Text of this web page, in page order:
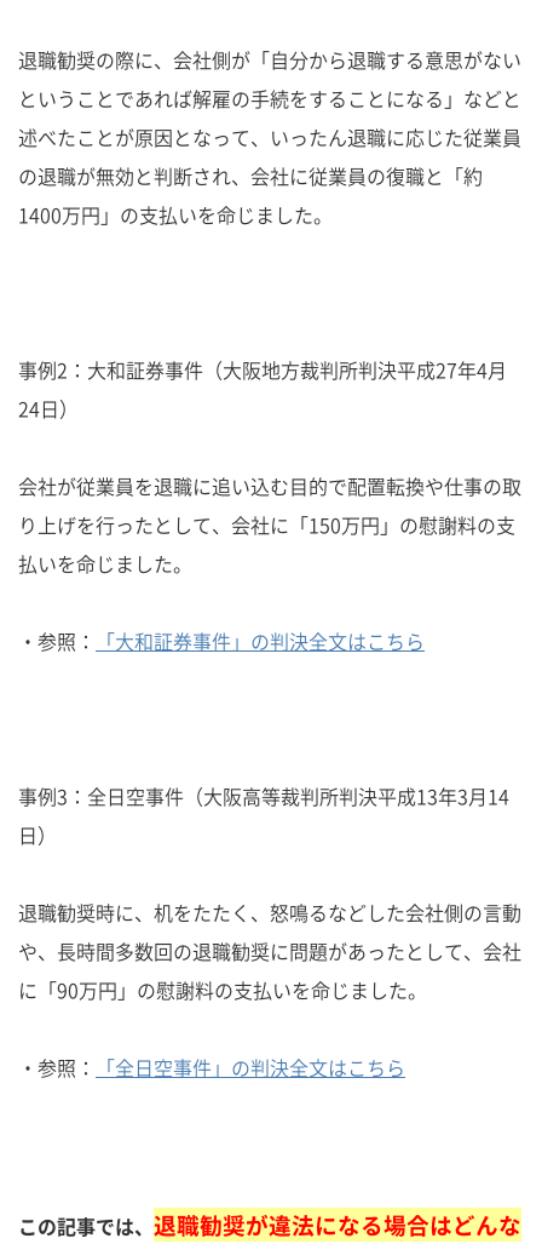
退職勧奨の際に、会社側が「自分から退職する意思がない
ということであれば解雇の手続をすることになる」などと
述べたことが原因となって、いったん退職に応じた従業員
の退職が無効と判断され、会社に従業員の復職と「約
1400万円」の支払いを命じました。
事例2：大和証券事件（大阪地方裁判所判決平成27年4月
24日）
会社が従業員を退職に追い込む目的で配置転換や仕事の取
り上げを行ったとして、会社に「150万円」の慰謝料の支
払いを命じました。
・参照： 「大和証券事件」の判決全文はこちら
事例3：全日空事件（大阪高等裁判所判決平成13年3月14
日）
退職勧奨時に、机をたたく、怒鳴るなどした会社側の言動
や、長時間多数回の退職勧奨に問題があったとして、会社
に「90万円」の慰謝料の支払いを命じました。
・参照： 「全日空事件」の判決全文はこちら
この記事では、 退職勧奨が違法になる場合はどんな